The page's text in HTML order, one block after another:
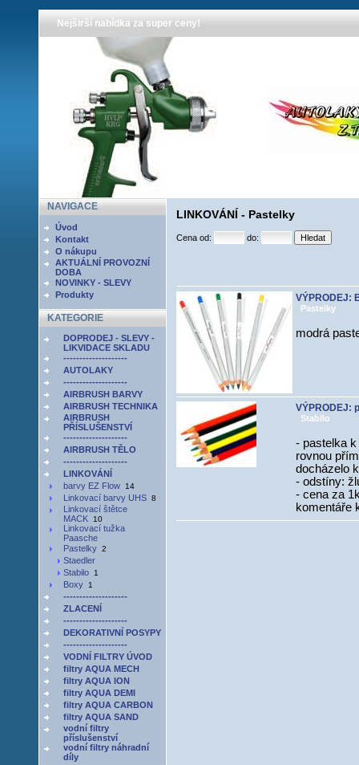
Nejširší nabídka za super ceny!
NAVIGACE
Úvod
Kontakt
O nákupu
AKTUÁLNÍ PROVOZNÍ
DOBA
NOVINKY - SLEVY
Produkty
KATEGORIE
DOPRODEJ - SLEVY -
LIKVIDACE SKLADU
--------------------
AUTOLAKY
--------------------
AIRBRUSH BARVY
AIRBRUSH TECHNIKA
AIRBRUSH
PŘÍSLUŠENSTVÍ
--------------------
AIRBRUSH TĚLO
--------------------
LINKOVÁNÍ
barvy EZ Flow 14
Linkovací barvy UHS 8
Linkovací štětce
MACK 10
Linkovací tužka
Paasche
Pastelky 2
Staedler
Stabilo 1
Boxy 1
--------------------
ZLACENÍ
--------------------
DEKORATIVNÍ POSYPY
--------------------
VODNÍ FILTRY ÚVOD
filtry AQUA MECH
filtry AQUA ION
filtry AQUA DEMI
filtry AQUA CARBON
filtry AQUA SAND
vodní filtry
příslušenství
vodní filtry náhradní
díly
LINKOVÁNÍ - Pastelky
Cena od: do:
VÝPRODEJ:
Pastelky
modrá
VÝPRODEJ:
Stabilo
- pastelka
rovnou
docházelo
- odstíny:
- cena za
komentáře